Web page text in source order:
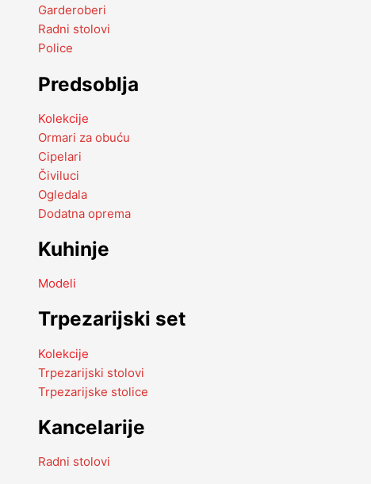
Garderoberi
Radni stolovi
Police
Predsoblja
Kolekcije
Ormari za obuću
Cipelari
Čiviluci
Ogledala
Dodatna oprema
Kuhinje
Modeli
Trpezarijski set
Kolekcije
Trpezarijski stolovi
Trpezarijske stolice
Kancelarije
Radni stolovi